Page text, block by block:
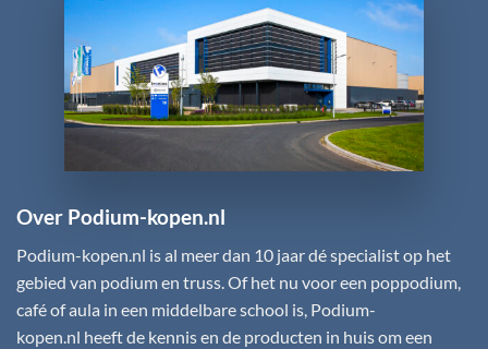
Over Podium-kopen.nl
Podium-kopen.nl is al meer dan 10 jaar dé specialist op het
gebied van podium en truss. Of het nu voor een poppodium,
café of aula in een middelbare school is, Podium-
kopen.nl heeft de kennis en de producten in huis om een